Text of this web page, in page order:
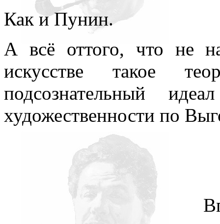
Как и Пунин.
А всё оттого, что не
искусстве такое
подсознательный
художественности по